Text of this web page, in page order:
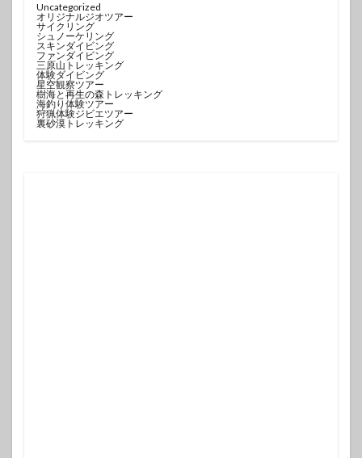
Uncategorized
オリジナルジオツアー
サイクリング
シュノーケリング
スキンダイビング
ファンダイビング
三原山トレッキング
体験ダイビング
星空観察ツアー
樹海と再生の森トレッキング
海釣り体験ツアー
狩猟体験ジビエツアー
裏砂漠トレッキング